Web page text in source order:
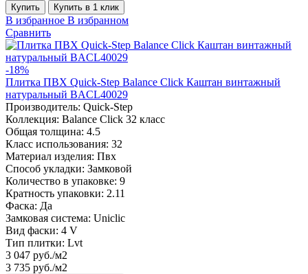
Купить Купить в 1 клик
В избранное В избранном
Сравнить
-18%
Плитка ПВХ Quick-Step Balance Click Каштан винтажный
натуральный BACL40029
Производитель: Quick-Step
Коллекция: Balance Click 32 класс
Общая толщина: 4.5
Класс использования: 32
Материал изделия: Пвх
Способ укладки: Замковой
Количество в упаковке: 9
Кратность упаковки: 2.11
Фаска: Да
Замковая система: Uniclic
Вид фаски: 4 V
Тип плитки: Lvt
3 047 руб./м2
3 735 руб./м2